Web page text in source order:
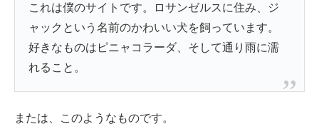
これは僕のサイトです。ロサンゼルスに住み、ジ
ャックという名前のかわいい犬を飼っています。
好きなものはピニャコラーダ、そして通り雨に濡
れること。
または、このようなものです。